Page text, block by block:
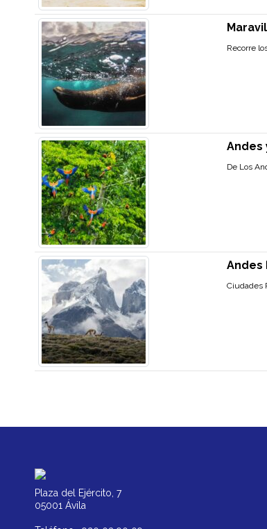
Recorre
Andes
De Los
Andes
Ciudades
Plaza del Ejército, 7
05001 Ávila